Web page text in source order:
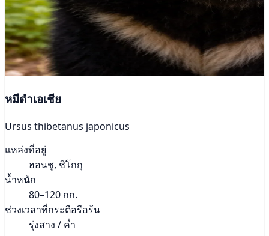
หมีดำเอเชีย
Ursus thibetanus japonicus
แหล่งที่อยู่
ฮอนชู, ชิโกกุ
น้ำหนัก
80–120 กก.
ช่วงเวลาที่กระตือรือร้น
รุ่งสาง / ค่ำ